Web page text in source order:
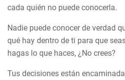
cada quién no puede conocerla.
Nadie puede conocer de verdad
qué hay dentro de ti para que
hagas lo que haces, ¿No crees?
Tus decisiones están